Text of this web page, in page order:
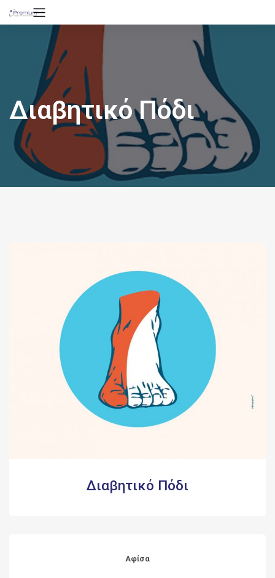
Διαβητικό Πόδι
Διαβητικό Πόδι
Αφίσα